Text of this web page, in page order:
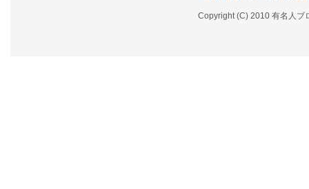
Copyright (C) 2010 有名人ブ